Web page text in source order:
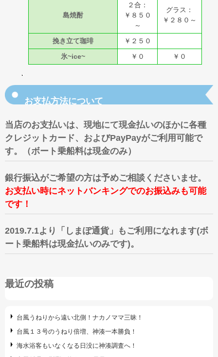
島焼酎
２合：
￥８５０
～
グラス：
￥２８０～
挽き立て珈琲
￥２５０
氷~ice~
￥０ ￥０
お支払方法について
当店のお支払いは、現地にて現金払いのほかに各種
クレジットカード、およびPayPayがご利用可能で
す。（ボート乗船料は現金のみ）
銀行振込がご希望の方は予めご相談くださいませ。
お支払い時にネットバンキングでのお振込みも可能
です！
2019.7.1より「しまぽ通貨」もご利用になれます(ボ
ート乗船料は現金払いのみです)。
最近の投稿
台風うねりから遠い北側！ナカノママ三昧！
台風１３号のうねり倍増、神湊一本勝負！
海水浴客もいなくなる日没に神湊調査へ！